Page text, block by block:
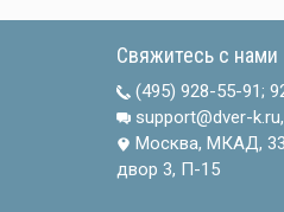
Свяжитесь с нами
(495) 928-55-91;
support@dver-
Москва, МКАД,
двор 3, П-15